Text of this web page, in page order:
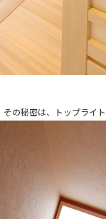
その秘密は、トップライ